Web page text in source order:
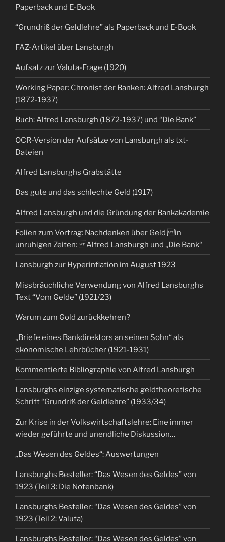
Paperback und E-Book
“Grundriß der Geldlehre” als Paperback und E-Book
FAZ-Artikel über Lansburgh
Aufsatz zur Valuta-Frage (1920)
Working Paper: Chronist der Banken: Alfred Lansburgh
(1872-1937)
Buch: Alfred Lansburgh (1872-1937) und “Die Bank”
OCR-Version der Aufsätze von Lansburgh als txt-
Dateien
Alfred Lansburghs Grabstätte
Das gute und das schlechte Geld (1917)
Alfred Lansburgh und die Gründung der Bankakademie
Folien zum Vortrag: Nachdenken über Geld in
unruhigen Zeiten: Alfred Lansburgh und „Die Bank“
Lansburgh zur Hyperinflation im August 1923
Missbräuchliche Verwendung von Alfred Lansburghs
Text “Vom Gelde” (1921/23)
Warum zum Gold zurückkehren?
„Briefe eines Bankdirektors an seinen Sohn“ als
ökonomische Lehrbücher (1921-1931)
Kommentierte Bibliographie von Alfred Lansburgh
Lansburghs einzige systematische geldtheoretische
Schrift “Grundriß der Geldlehre” (1933/34)
Zur Krise in der Volkswirtschaftslehre: Eine immer
wieder geführte und unendliche Diskussion…
„Das Wesen des Geldes“: Auswertungen
Lansburghs Besteller: “Das Wesen des Geldes” von
1923 (Teil 3: Die Notenbank)
Lansburghs Besteller: “Das Wesen des Geldes” von
1923 (Teil 2: Valuta)
Lansburghs Besteller: “Das Wesen des Geldes” von